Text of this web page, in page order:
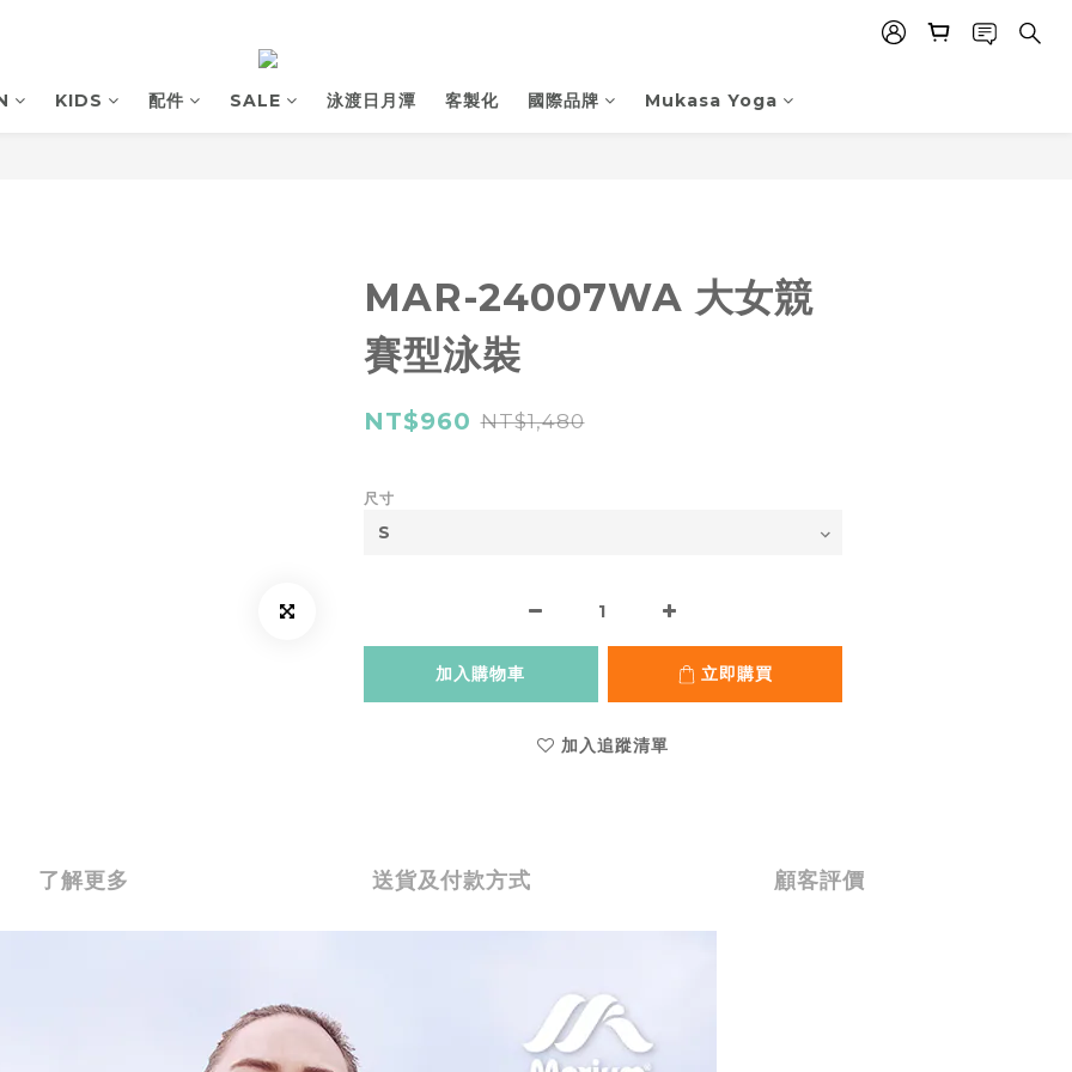
KIDS 配件 SALE 泳渡日月潭 客製化 國際品牌 Mukasa Yoga
MAR-24007WA 大女競
賽型泳裝
NT$960 NT$1,480
尺寸
加入購物車 立即購買
加入追蹤清單
了解更多 送貨及付款方式 顧客評價